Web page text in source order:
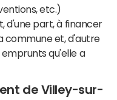
etc.)
d'une part, à financer
commune et, d'autre
qu'elle a
de Villey-sur-